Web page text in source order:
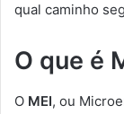
qual caminho
O que é
O MEI, ou